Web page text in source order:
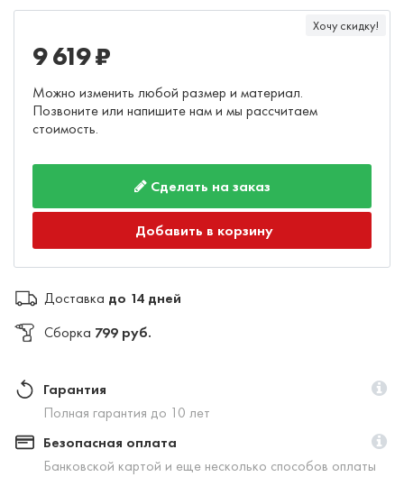
Хочу скидку!
9 619 ₽
Можно изменить любой размер и материал.
Позвоните или напишите нам и мы рассчитаем
стоимость.
Сделать на заказ
Добавить в корзину
Доставка до 14 дней
Сборка 799 руб.
Гарантия
Полная гарантия до 10 лет
Безопасная оплата
Банковской картой и еще несколько способов оплаты